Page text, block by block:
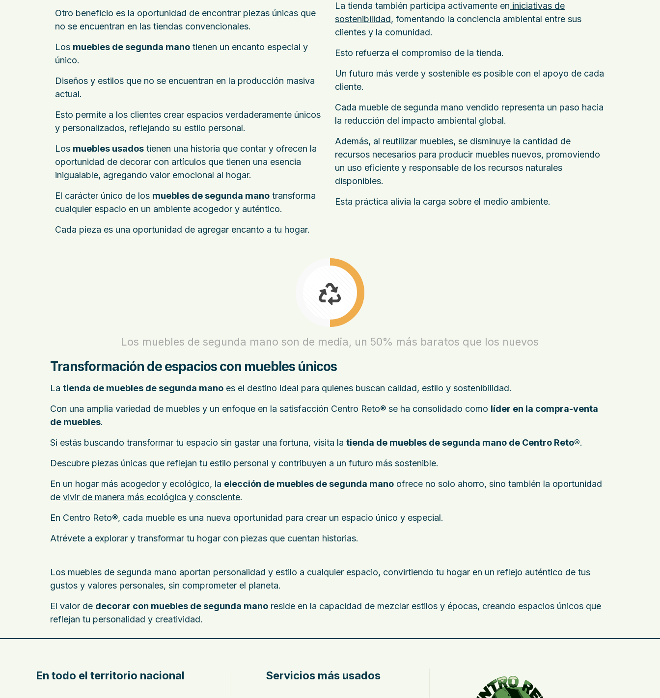
Otro beneficio es la oportunidad de encontrar piezas únicas que
no se encuentran en las tiendas convencionales.
Los muebles de segunda manotienen un encanto especial y
único.
Diseños y estilos que no se encuentran en la producción masiva
actual.
Esto permite a los clientes crear espacios verdaderamente únicos
y personalizados, reflejando su estilo personal.
Los muebles usadostienen una historia que contar y ofrecen la
oportunidad de decorar con artículos que tienen una esencia
inigualable, agregando valor emocional al hogar.
El carácter único de los muebles de segunda manotransforma
cualquier espacio en un ambiente acogedor y auténtico.
Cada pieza es una oportunidad de agregar encanto a tu hogar.
La tienda también participa activamente en iniciativas de
sostenibilidad, fomentando la conciencia ambiental entre sus
clientes y la comunidad.
Esto refuerza el compromiso de la tienda.
Un futuro más verde y sostenible es posible con el apoyo de cada
cliente.
Cada mueble de segunda mano vendido representa un paso hacia
la reducción del impacto ambiental global.
Además, al reutilizar muebles, se disminuye la cantidad de
recursos necesarios para producir muebles nuevos, promoviendo
un uso eficiente y responsable de los recursos naturales
disponibles.
Esta práctica alivia la carga sobre el medio ambiente.
Los muebles de segunda mano son de media, un 50% más baratos que los nuevos
Transformación de espacios con muebles únicos
La tienda de muebles de segunda manoes el destino ideal para quienes buscan calidad, estilo y sostenibilidad.
Con una amplia variedad de muebles y un enfoque en la satisfacción Centro Reto® se ha consolidado como líder en la compra-venta
de muebles.
Si estás buscando transformar tu espacio sin gastar una fortuna, visita la tienda de muebles de segunda mano de Centro Reto®.
Descubre piezas únicas que reflejan tu estilo personal y contribuyen a un futuro más sostenible.
En un hogar más acogedor y ecológico, la elección de muebles de segunda manoofrece no solo ahorro, sino también la oportunidad
de vivir de manera más ecológica y consciente.
En Centro Reto®, cada mueble es una nueva oportunidad para crear un espacio único y especial.
Atrévete a explorar y transformar tu hogar con piezas que cuentan historias.
Los muebles de segunda mano aportan personalidad y estilo a cualquier espacio, convirtiendo tu hogar en un reflejo auténtico de tus
gustos y valores personales, sin comprometer el planeta.
El valor de decorar con muebles de segunda manoreside en la capacidad de mezclar estilos y épocas, creando espacios únicos que
reflejan tu personalidad y creatividad.
En todo el territorio nacional Servicios más usados